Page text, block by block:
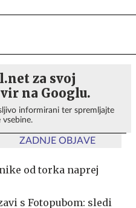
za svoj
na Googlu.
informirani ter spremljajte
vsebine.
ZADNJE OBJAVE
od torka naprej
s Fotopubom: sledi